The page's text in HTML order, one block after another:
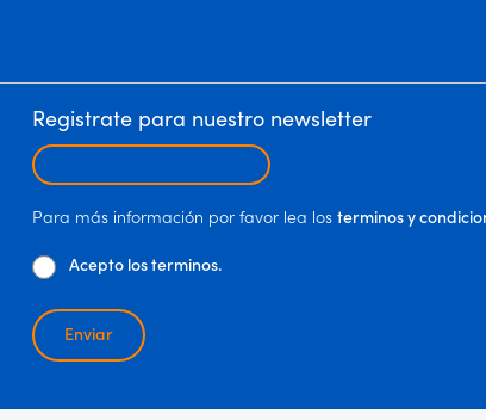
Registrate para nuestro newsletter
Para más información por favor lea losterminos y
Acepto los terminos.
Enviar